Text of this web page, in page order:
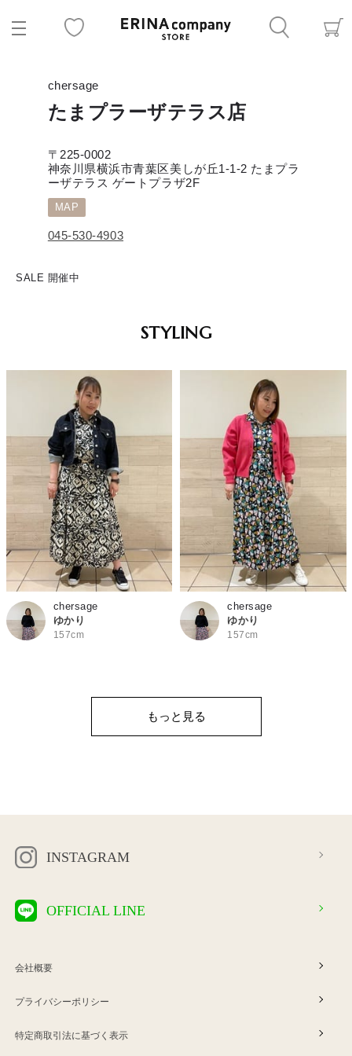
chersage
たまプラーザテラス店
〒225-0002
神奈川県横浜市青葉区美しが丘1-1-2 たまプラ
ーザテラス ゲートプラザ2F
MAP
045-530-4903
SALE 開催中
STYLING
chersage
ゆかり
157cm
chersage
ゆかり
157cm
もっと見る
INSTAGRAM
OFFICIAL LINE
会社概要
プライバシーポリシー
特定商取引法に基づく表示